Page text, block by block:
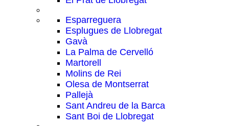
Esparreguera
Esplugues de Llobregat
Gavà
La Palma de Cervelló
Martorell
Molins de Rei
Olesa de Montserrat
Pallejà
Sant Andreu de la Barca
Sant Boi de Llobregat